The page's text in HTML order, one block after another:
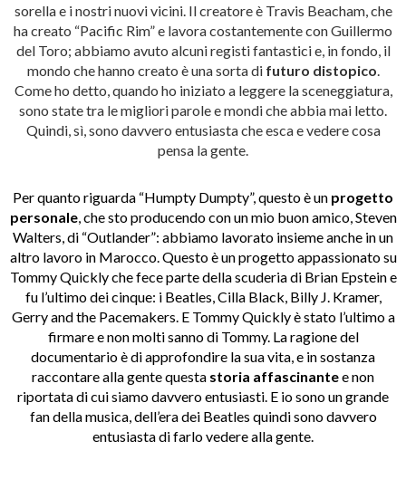
sorella e i nostri nuovi vicini. Il creatore è Travis Beacham, che
ha creato “Pacific Rim” e lavora costantemente con Guillermo
del Toro; abbiamo avuto alcuni registi fantastici e, in fondo, il
mondo che hanno creato è una sorta di futuro distopico
Come ho detto, quando ho iniziato a leggere la sceneggiatura,
sono state tra le migliori parole e mondi che abbia mai letto.
Quindi, sì, sono davvero entusiasta che esca e vedere cosa
pensa la gente.
Per quanto riguarda “Humpty Dumpty”, questo è un progetto
personale, che sto producendo con un mio buon amico, Steven
Walters, di “Outlander”: abbiamo lavorato insieme anche in un
altro lavoro in Marocco. Questo è un progetto appassionato su
Tommy Quickly che fece parte della scuderia di Brian Epstein e
fu l’ultimo dei cinque: i Beatles, Cilla Black, Billy J. Kramer,
Gerry and the Pacemakers. E Tommy Quickly è stato l’ultimo a
firmare e non molti sanno di Tommy. La ragione del
documentario è di approfondire la sua vita, e in sostanza
raccontare alla gente questa storia affascinantee non
riportata di cui siamo davvero entusiasti. E io sono un grande
fan della musica, dell’era dei Beatles quindi sono davvero
entusiasta di farlo vedere alla gente.